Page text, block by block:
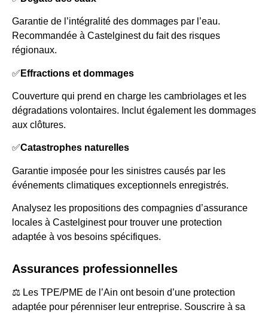
Garantie de l’intégralité des dommages par l’eau.
Recommandée à Castelginest du fait des risques
régionaux.
✅ Effractions et dommages
Couverture qui prend en charge les cambriolages et les
dégradations volontaires. Inclut également les dommages
aux clôtures.
✅Catastrophes naturelles
Garantie imposée pour les sinistres causés par les
événements climatiques exceptionnels enregistrés.
Analysez les propositions des compagnies d’assurance
locales à Castelginest pour trouver une protection
adaptée à vos besoins spécifiques.
Assurances professionnelles
⚖️ Les TPE/PME de l’Ain ont besoin d’une protection
adaptée pour pérenniser leur entreprise. Souscrire à sa